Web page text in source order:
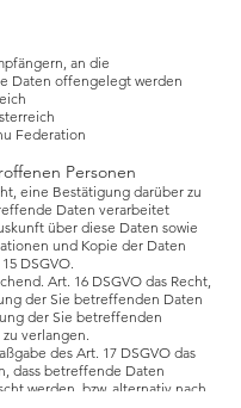
an die
Daten offengelegt werden
Federation
Personen
eine Bestätigung darüber zu
Daten verarbeitet
über diese Daten sowie
und Kopie der Daten
DSGVO.
Art. 16 DSGVO das Recht,
der Sie betreffenden Daten
der Sie betreffenden
verlangen.
des Art. 17 DSGVO das
dass betreffende Daten
werden, bzw. alternativ nach